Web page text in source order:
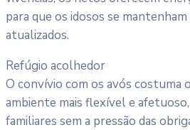
para que os idosos se
atualizados.
Refúgio acolhedor
O convívio com os avós costuma
ambiente mais flexível e
familiares sem a pressão das